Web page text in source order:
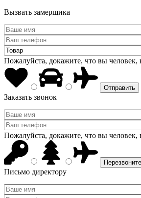
Вызвать замерщика
Пожалуйста, докажите, что вы человек,
Заказать звонок
Пожалуйста, докажите, что вы человек,
Письмо директору